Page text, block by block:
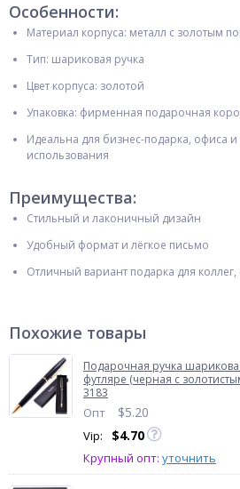
Особенности:
Материал корпуса: металл с золотым
Тип: шариковая ручка
Цвет корпуса: золотой
Упаковка: фирменная подарочная
Идеальна для бизнес-подарка, офиса и
использования
Преимущества:
Стильный и лаконичный дизайн
Удобный формат и лёгкое письмо
Отличный вариант подарка для
Похожие товары
Подарочная ручка
футляре (черная с
3183
Опт $5.20
Vip: $4.70
Крупный опт: уточнить